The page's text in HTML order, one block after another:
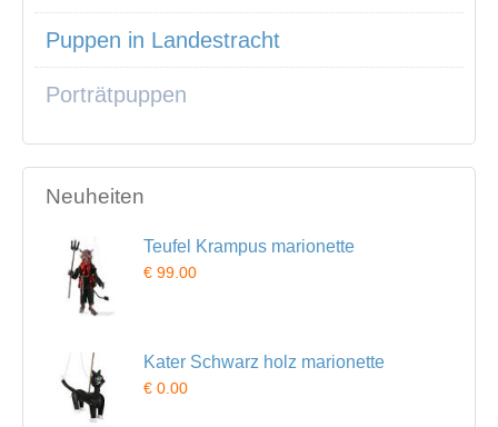
Puppen in Landestracht
Porträtpuppen
Neuheiten
Teufel Krampus marionette
€ 99.00
Kater Schwarz holz marionette
€ 0.00